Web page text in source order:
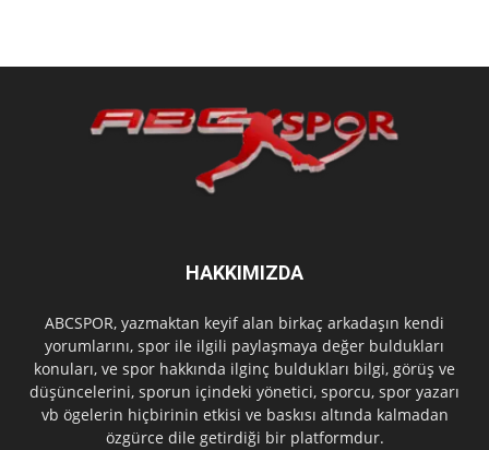
HAKKIMIZDA
ABCSPOR, yazmaktan keyif alan birkaç arkadaşın kendi
yorumlarını, spor ile ilgili paylaşmaya değer buldukları
konuları, ve spor hakkında ilginç buldukları bilgi, görüş ve
düşüncelerini, sporun içindeki yönetici, sporcu, spor yazarı
vb ögelerin hiçbirinin etkisi ve baskısı altında kalmadan
özgürce dile getirdiği bir platformdur.